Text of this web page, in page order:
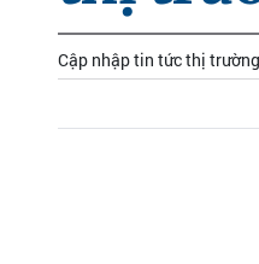
Cập nhập tin tức thị